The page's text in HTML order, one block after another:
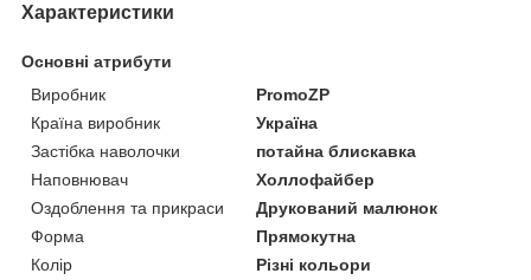
Характеристики
Основні атрибути
Виробник
PromoZP
Країна виробник
Україна
Застібка наволочки
потайна блискавка
Наповнювач
Холлофайбер
Оздоблення та прикраси
Друкований малюнок
Форма
Прямокутна
Колір
Різні кольори